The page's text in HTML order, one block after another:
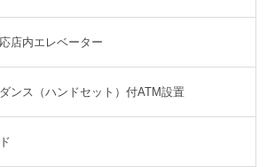
店内エレベーター
ンス（ハンドセット）付ATM設置